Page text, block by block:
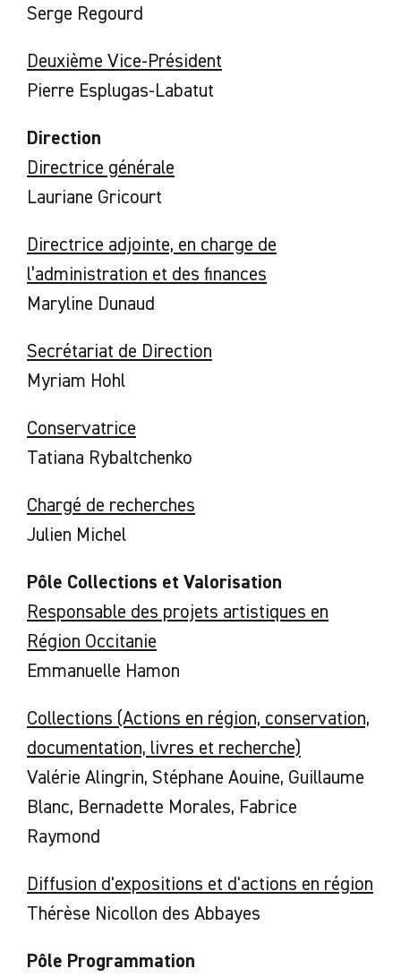
Serge Regourd
Deuxième Vice-Président
Pierre Esplugas-Labatut
Direction
Directrice générale
Lauriane Gricourt
Directrice adjointe, en charge de
l’administration et des finances
Maryline Dunaud
Secrétariat de Direction
Myriam Hohl
Conservatrice
Tatiana Rybaltchenko
Chargé de recherches
Julien Michel
Pôle Collections et Valorisation
Responsable des projets artistiques en
Région Occitanie
Emmanuelle Hamon
Collections (Actions en région, conservation,
documentation, livres et recherche)
Valérie Alingrin, Stéphane Aouine, Guillaume
Blanc, Bernadette Morales, Fabrice
Raymond
Diffusion d'expositions et d'actions en région
Thérèse Nicollon des Abbayes
Pôle Programmation